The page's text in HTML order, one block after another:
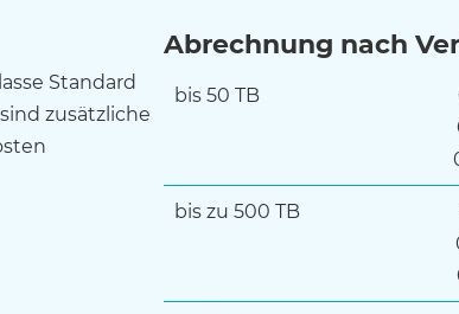
Standard
zusätzliche
Abrechnung nach
bis 50 TB
bis zu 500 TB